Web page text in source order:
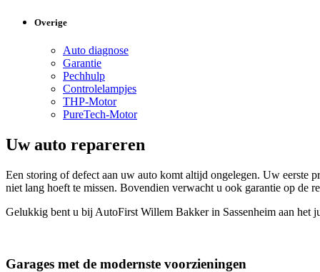
Overige
Auto diagnose
Garantie
Pechhulp
Controlelampjes
THP-Motor
PureTech-Motor
Uw auto repareren
Een storing of defect aan uw auto komt altijd ongelegen. Uw eerste
niet lang hoeft te missen. Bovendien verwacht u ook garantie op de
Gelukkig bent u bij AutoFirst Willem Bakker in Sassenheim aan het
Garages met de modernste voorzieningen